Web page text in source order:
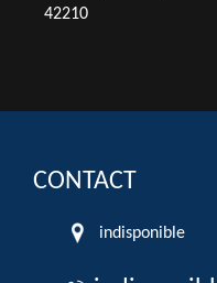
42210
CONTACT
indisponible